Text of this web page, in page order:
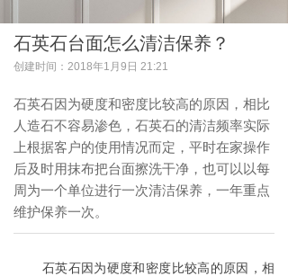
石英石台面怎么清洁保养？
创建时间： 2018年1月9日 21:21
石英石因为硬度和密度比较高的原因，相比
人造石不容易渗色，石英石的清洁频率实际
上根据客户的使用情况而定，平时在家操作
后及时用抹布把台面擦洗干净，也可以以每
周为一个单位进行一次清洁保养，一年重点
维护保养一次。
石英石因为硬度和密度比较高的原因，相